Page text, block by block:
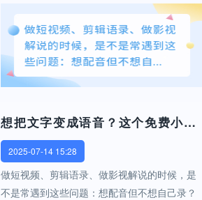
想把文字变成语音？这个免费小程序搞定！
2025-07-14 15:28
做短视频、剪辑语录、做影视解说的时候，是
不是常遇到这些问题：想配音但不想自己录？